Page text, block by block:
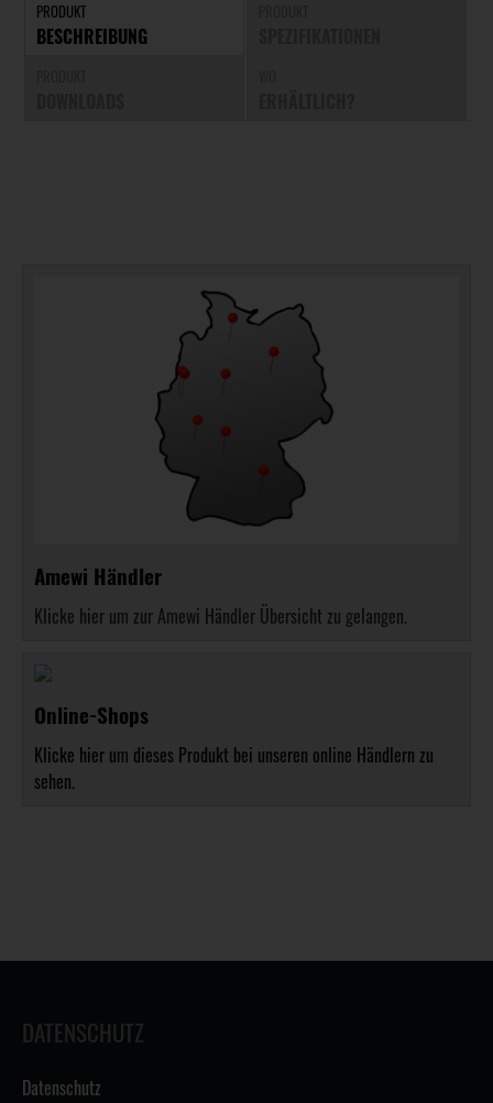
PRODUKT
BESCHREIBUNG
Amewi Händler
Klicke hier um zur Amewi Händler Übersicht zu gelangen.
Online-Shops
Klicke hier um dieses Produkt bei unseren online Händlern zu
sehen.
DATENSCHUTZ
Datenschutz